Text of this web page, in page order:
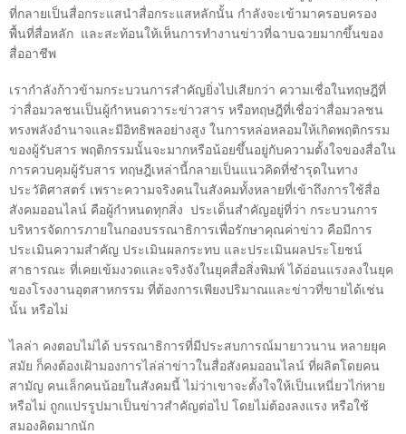
ที่กลายเป็นสื่อกระแสนำสื่อกระแสหลักนั้น กำลังจะเข้ามาครอบครอง
พื้นที่สื่อหลัก และสะท้อนให้เห็นการทำงานข่าวที่ฉาบฉวยมากขึ้นของ
สื่ออาชีพ
เรากำลังก้าวข้ามกระบวนการสำคัญยิ่งไปเสียกว่า ความเชื่อในทฤษฎีที่
ว่าสื่อมวลชนเป็นผู้กำหนดวาระข่าวสาร หรือทฤษฎีที่เชื่อว่าสื่อมวลชน
ทรงพลังอำนาจและมีอิทธิพลอย่างสูง ในการหล่อหลอมให้เกิดพฤติกรรม
ของผู้รับสาร พฤติกรรมนั้นจะมากหรือน้อยขึ้นอยู่กับความตั้งใจของสื่อใน
การควบคุมผู้รับสาร ทฤษฎีเหล่านี้กลายเป็นแนวคิดที่ชำรุดในทาง
ประวัติศาสตร์ เพราะความจริงคนในสังคมทั้งหลายที่เข้าถึงการใช้สื่อ
สังคมออนไลน์ คือผู้กำหนดทุกสิ่ง ประเด็นสำคัญอยู่ที่ว่า กระบวนการ
บริหารจัดการภายในกองบรรณาธิการเพื่อรักษาคุณค่าข่าว คือมีการ
ประเมินความสำคัญ ประเมินผลกระทบ และประเมินผลประโยชน์
สาธารณะ ที่เคยเข้มงวดและจริงจังในยุคสื่อสิ่งพิมพ์ ได้อ่อนแรงลงในยุค
ของโรงงานอุตสาหกรรม ที่ต้องการเพียงปริมาณและข่าวที่ขายได้เช่น
นั้น หรือไม่
ไลล่า คงตอบไม่ได้ บรรณาธิการที่มีประสบการณ์มายาวนาน หลายยุค
สมัย ก็คงต้องเฝ้ามองการไล่ล่าข่าวในสื่อสังคมออนไลน์ ที่ผลิตโดยคน
สามัญ คนเล็กคนน้อยในสังคมนี้ ไม่ว่าเขาจะตั้งใจให้เป็นเหนี่ยวไก่หาย
หรือไม่ ถูกแปรรูปมาเป็นข่าวสำคัญต่อไป โดยไม่ต้องลงแรง หรือใช้
สมองคิดมากนัก